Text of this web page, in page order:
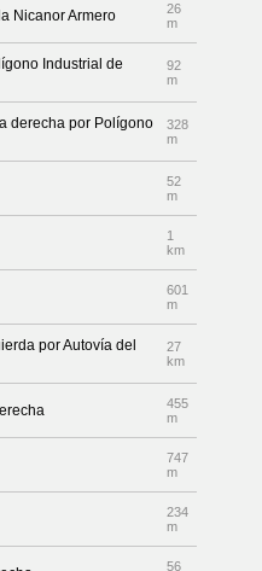
Nicanor Armero
26
m
Industrial de
92
m
derecha por Polígono
328
m
52
m
1
km
601
m
por Autovía del
27
km
455
m
747
m
234
m
56